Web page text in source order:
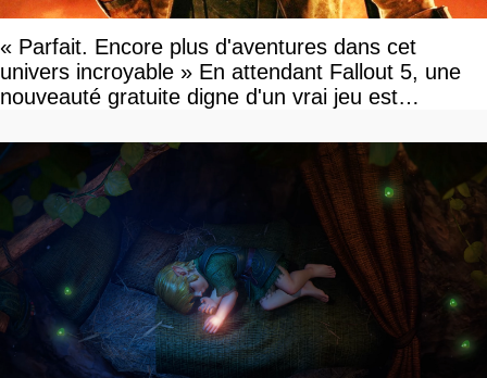
« Parfait. Encore plus d'aventures dans cet
univers incroyable » En attendant Fallout 5, une
nouveauté gratuite digne d'un vrai jeu est